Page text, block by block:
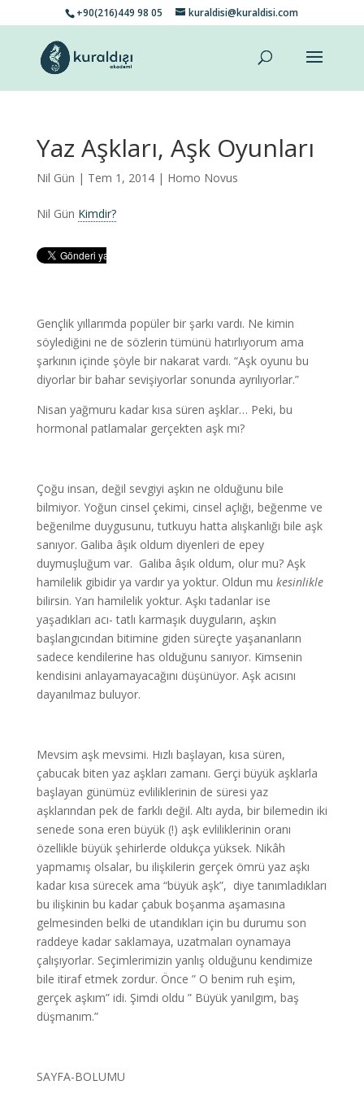
+90(216)449 98 05 kuraldisi@kuraldisi.com
Yaz Aşkları, Aşk Oyunları
Nil Gün | Tem 1, 2014 | Homo Novus
Nil Gün Kimdir?
Gençlik yıllarımda popüler bir şarkı vardı. Ne kimin
söylediğini ne de sözlerin tümünü hatırlıyorum ama
şarkının içinde şöyle bir nakarat vardı. “Aşk oyunu bu
diyorlar bir bahar sevişiyorlar sonunda ayrılıyorlar.”
Nisan yağmuru kadar kısa süren aşklar… Peki, bu
hormonal patlamalar gerçekten aşk mı?
Çoğu insan, değil sevgiyi aşkın ne olduğunu bile
bilmiyor. Yoğun cinsel çekimi, cinsel açlığı, beğenme ve
beğenilme duygusunu, tutkuyu hatta alışkanlığı bile aşk
sanıyor. Galiba âşık oldum diyenleri de epey
duymuşluğum var. Galiba âşık oldum, olur mu? Aşk
hamilelik gibidir ya vardır ya yoktur. Oldun mu kesinlikle
bilirsin. Yarı hamilelik yoktur. Aşkı tadanlar ise
yaşadıkları acı- tatlı karmaşık duyguların, aşkın
başlangıcından bitimine giden süreçte yaşananların
sadece kendilerine has olduğunu sanıyor. Kimsenin
kendisini anlayamayacağını düşünüyor. Aşk acısını
dayanılmaz buluyor.
Mevsim aşk mevsimi. Hızlı başlayan, kısa süren,
çabucak biten yaz aşkları zamanı. Gerçi büyük aşklarla
başlayan günümüz evliliklerinin de süresi yaz
aşklarından pek de farklı değil. Altı ayda, bir bilemedin iki
senede sona eren büyük (!) aşk evliliklerinin oranı
özellikle büyük şehirlerde oldukça yüksek. Nikâh
yapmamış olsalar, bu ilişkilerin gerçek ömrü yaz aşkı
kadar kısa sürecek ama “büyük aşk”, diye tanımladıkları
bu ilişkinin bu kadar çabuk boşanma aşamasına
gelmesinden belki de utandıkları için bu durumu son
raddeye kadar saklamaya, uzatmaları oynamaya
çalışıyorlar. Seçimlerimizin yanlış olduğunu kendimize
bile itiraf etmek zordur. Önce ” O benim ruh eşim,
gerçek aşkım” idi. Şimdi oldu ” Büyük yanılgım, baş
düşmanım.”
SAYFA-BOLUMU